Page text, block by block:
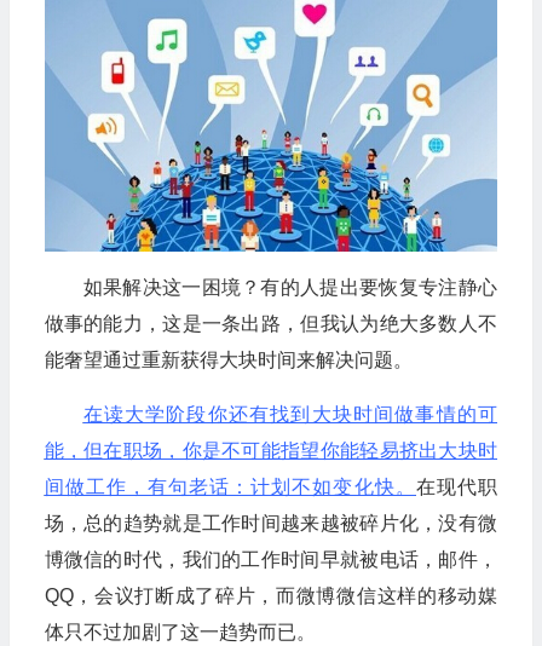
如果解决这一困境？有的人提出要恢复专注静心
做事的能力，这是一条出路，但我认为绝大多数人不
能奢望通过重新获得大块时间来解决问题。
在读大学阶段你还有找到大块时间做事情的可
能，但在职场，你是不可能指望你能轻易挤出大块时
间做工作，有句老话：计划不如变化快。 在现代职
场，总的趋势就是工作时间越来越被碎片化，没有微
博微信的时代，我们的工作时间早就被电话，邮件，
QQ，会议打断成了碎片，而微博微信这样的移动媒
体只不过加剧了这一趋势而已。